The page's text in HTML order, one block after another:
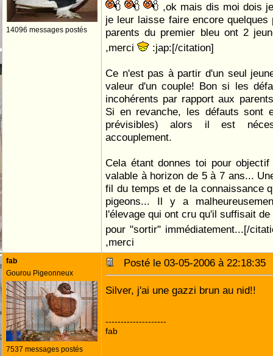
14096 messages postés
,ok mais dis moi dois
je leur laisse faire encore
parents du premier bleu ont 2
,merci
:jap:[/citation]
Ce n'est pas à partir d'un seul
valeur d'un couple! Bon si les
incohérents par rapport aux
Si en revanche, les défauts sont
prévisibles) alors il est
accouplement.
Cela étant donnes toi pour
valable à horizon de 5 à 7 ans...
fil du temps et de la connaissance
pigeons... Il y a
l'élevage qui ont cru qu'il suffisait
pour "sortir" immédiatement...[/
,merci
fab
Gourou Pigeonneux
7537 messages postés
Posté le 03-05-2006 à
Silver, j'ai une gazzi brun au nid!!
--------------------
fab